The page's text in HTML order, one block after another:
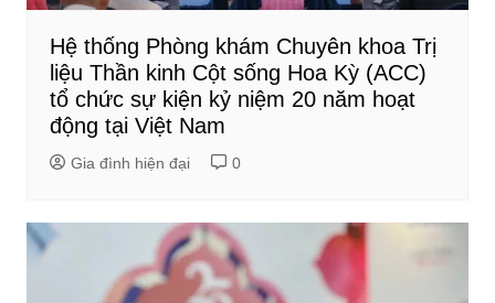
Hệ thống Phòng khám Chuyên khoa Trị
liệu Thần kinh Cột sống Hoa Kỳ (ACC)
tổ chức sự kiện kỷ niệm 20 năm hoạt
động tại Việt Nam
Gia đình hiện đại 0